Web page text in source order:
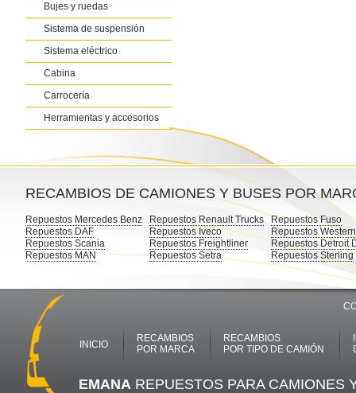
Bujes y ruedas
Sistema de suspensión
Sistema eléctrico
Cabina
Carrocería
Herramientas y accesorios
RECAMBIOS DE CAMIONES Y BUSES POR
Repuestos Mercedes Benz
Repuestos DAF
Repuestos Scania
Repuestos MAN
Repuestos Renault Trucks
Repuestos Iveco
Repuestos Freightliner
Repuestos Setra
Repuestos Fuso
Repuestos
Repuestos Detroit
Repuestos Sterling
INICIO
RECAMBIOS
POR MARCA
RECAMBIOS
POR TIPO DE CAMIÓN
EMANA REPUESTOS PARA CAMIONES